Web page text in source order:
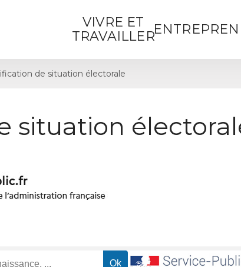
VIVRE ET
TRAVAILLER
de situation électorale
situation